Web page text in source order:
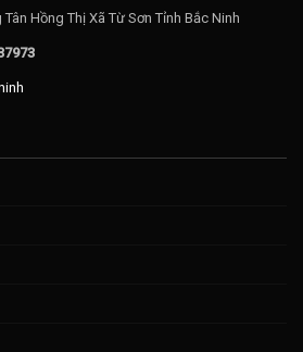
Hồng Thị Xã Từ Sơn Tỉnh Bắc Ninh